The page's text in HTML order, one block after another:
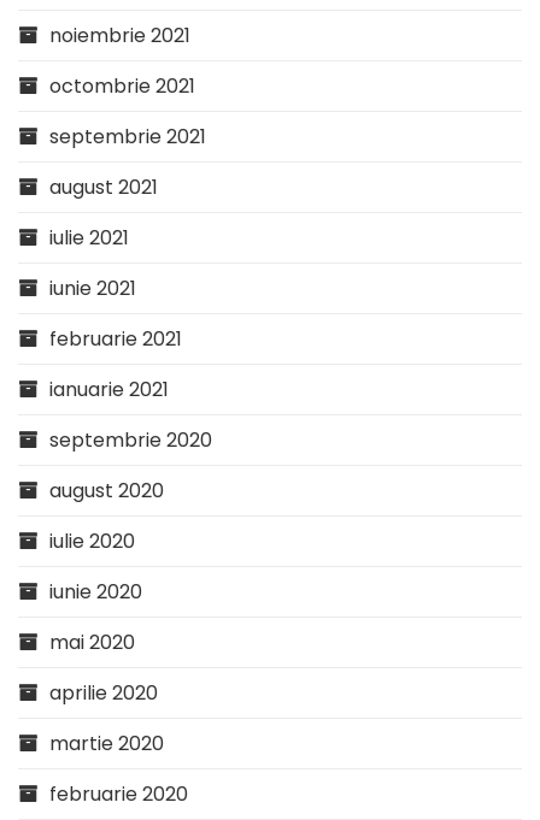
noiembrie 2021
octombrie 2021
septembrie 2021
august 2021
iulie 2021
iunie 2021
februarie 2021
ianuarie 2021
septembrie 2020
august 2020
iulie 2020
iunie 2020
mai 2020
aprilie 2020
martie 2020
februarie 2020